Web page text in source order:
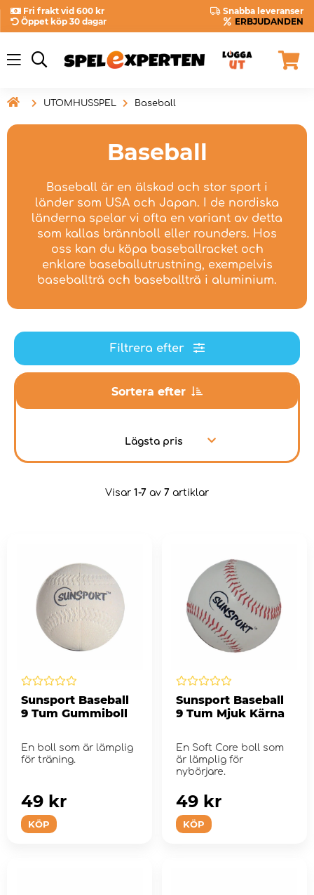
Fri frakt vid 600 kr
Snabba leveranser
Öppet köp 30 dagar
ERBJUDANDEN
 UTOMHUSSPEL Baseball
Baseball
Baseball är en älskad och stor sport i
länder som USA och Japan. I de nordiska
länderna spelar vi ofta en variant av detta
som kallas brännboll eller rounders. Hos
oss kan du köpa baseballracket och
enklare baseballutrustning, exempelvis
baseballträ och baseballträ i aluminium.
Filtrera efter
Sortera efter
Lägsta pris
Visar 1-7 av 7 artiklar
Sunsport Baseball
9 Tum Gummiboll
En boll som är lämplig
för träning.
KÖP
49 kr
Sunsport Baseball
9 Tum Mjuk Kärna
En Soft Core boll som
är lämplig för
nybörjare.
KÖP
49 kr